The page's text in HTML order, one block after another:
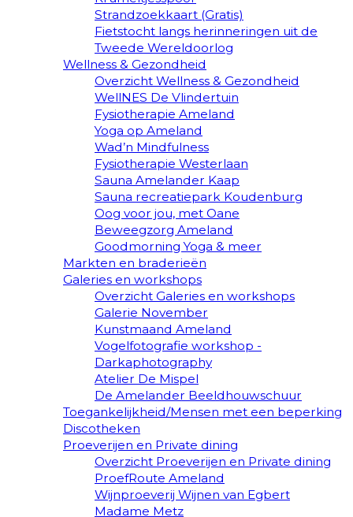
Strandzoekkaart (Gratis)
Fietstocht langs herinneringen uit de
Tweede Wereldoorlog
Wellness & Gezondheid
Overzicht Wellness & Gezondheid
WellNES De Vlindertuin
Fysiotherapie Ameland
Yoga op Ameland
Wad’n Mindfulness
Fysiotherapie Westerlaan
Sauna Amelander Kaap
Sauna recreatiepark Koudenburg
Oog voor jou, met Oane
Beweegzorg Ameland
Goodmorning Yoga & meer
Markten en braderieën
Galeries en workshops
Overzicht Galeries en workshops
Galerie November
Kunstmaand Ameland
Vogelfotografie workshop -
Darkaphotography
Atelier De Mispel
De Amelander Beeldhouwschuur
Toegankelijkheid/Mensen met een beperking
Discotheken
Proeverijen en Private dining
Overzicht Proeverijen en Private dining
ProefRoute Ameland
Wijnproeverij Wijnen van Egbert
Madame Metz